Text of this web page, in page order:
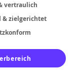
vertraulich
& zielgerichtet